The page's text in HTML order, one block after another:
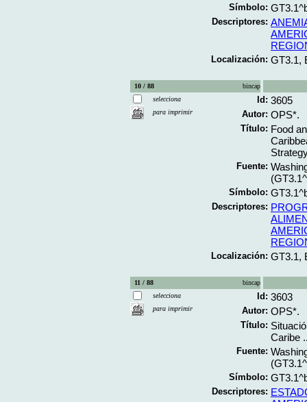
Símbolo:
Descriptores:
Localización: GT3.1,
10 / 88
bincap
selecciona
para imprimir
Id: 3605
Autor: OPS*.
Título: Food
Fuente:
Símbolo:
Descriptores:
Localización: GT3.1,
11 / 88
bincap
selecciona
para imprimir
Id: 3603
Autor: OPS*.
Título:
Caribe
Fuente:
Símbolo:
Descriptores: